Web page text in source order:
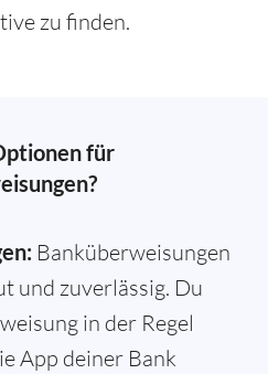
zu finden.
für
Banküberweisungen
und zuverlässig. Du
in der Regel
App deiner Bank